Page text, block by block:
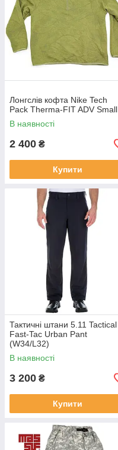
Лонгслів кофта Nike Tech
Pack Therma-FIT ADV Small
В наявності
2 400 ₴
Купити
Тактичні штани 5.11 Tactical
Fast-Tac Urban Pant
(W34/L32)
В наявності
3 200 ₴
Купити